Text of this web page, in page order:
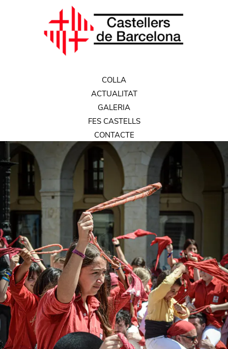
COLLA
ACTUALITAT
GALERIA
FES CASTELLS
CONTACTE